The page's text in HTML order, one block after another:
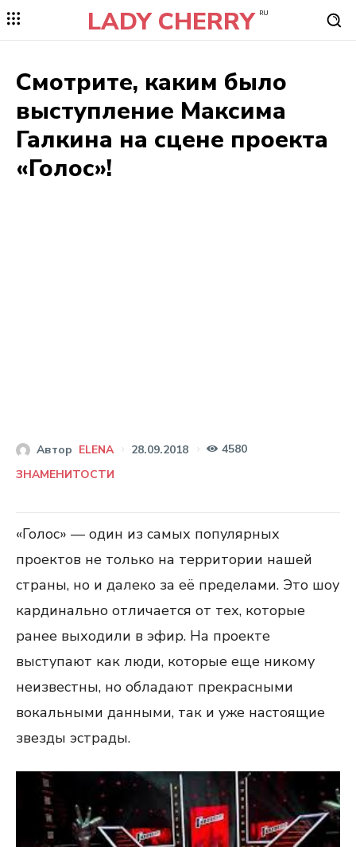
LADY CHERRY RU
Смотрите, каким было
выступление Максима
Галкина на сцене проекта
«Голос»!
Автор ELENA 28.09.2018
4580
ЗНАМЕНИТОСТИ
«Голос» — один из самых популярных
проектов не только на территории нашей
страны, но и далеко за её пределами. Это шоу
кардинально отличается от тех, которые
ранее выходили в эфир. На проекте
выступают как люди, которые еще никому
неизвестны, но обладают прекрасными
вокальными данными, так и уже настоящие
звезды эстрады.